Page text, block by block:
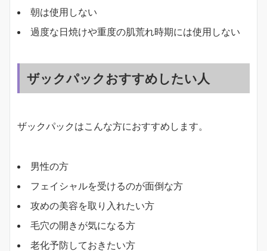
朝は使用しない
過度な日焼けや重度の肌荒れ時期には使用しない
ザックパックおすすめしたい人
ザックパックはこんな方におすすめします。
男性の方
フェイシャルを受けるのが面倒な方
攻めの美容を取り入れたい方
毛穴の開きが気になる方
老化予防しておきたい方